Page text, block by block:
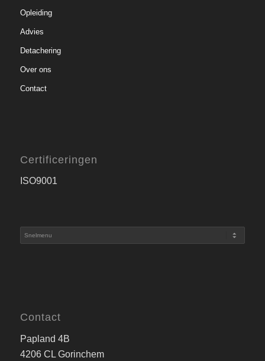
Opleiding
Advies
Detachering
Over ons
Contact
Certificeringen
ISO9001
Contact
Papland 4B
4206 CL Gorinchem